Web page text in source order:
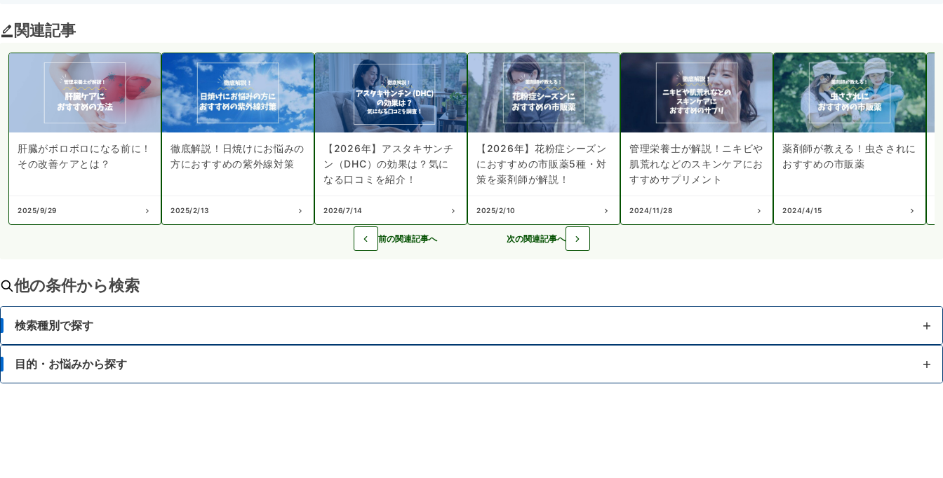
関連記事
肝臓がボロボロになる前に！
その改善ケアとは？
2025/9/29
徹底解説！日焼けにお悩みの
方におすすめの紫外線対策
2025/2/13
【2026年】アスタキサンチ
ン（DHC）の効果は？気に
なる口コミを紹介！
2026/7/14
【2026年】花粉症シーズン
におすすめの市販薬5種・対
策を薬剤師が解説！
2025/2/10
管理栄養士が解説！ニキビや
肌荒れなどのスキンケアにお
すすめサプリメント
2024/11/28
薬剤師が教える！虫さされに
おすすめの市販薬
2024/4/15
前の関連記事へ 次の関連記事へ
他の条件から検索
検索種別で探す
目的・お悩みから探す
目的・お悩みから探す